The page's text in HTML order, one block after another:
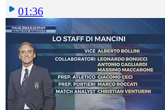
01:36